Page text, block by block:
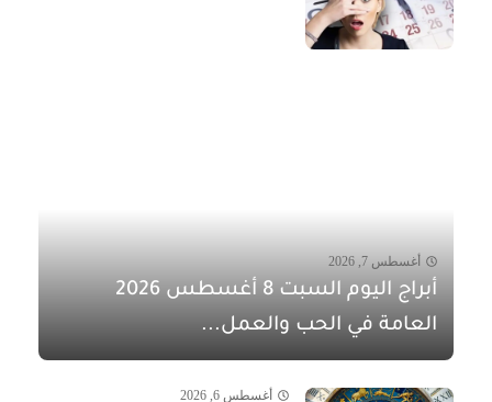
أغسطس 7, 2026
أبراج اليوم السبت 8 أغسطس 2026
العامة في الحب والعمل...
أغسطس 6, 2026